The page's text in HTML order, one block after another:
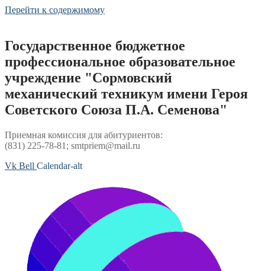
Перейти к содержимому
Государственное бюджетное
профессиональное образовательное
учреждение "Сормовский
механический техникум имени Героя
Советского Союза П.А. Семенова"
Приемная комиссия для абитуриентов:
(831) 225-78-81; smtpriem@mail.ru
Vk Bell Calendar-alt